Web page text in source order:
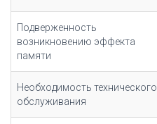
Подверженность
возникновению эффекта
памяти
Необходимость технического
обслуживания